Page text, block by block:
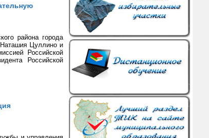
района города
Цуллино и
Российской
Российской